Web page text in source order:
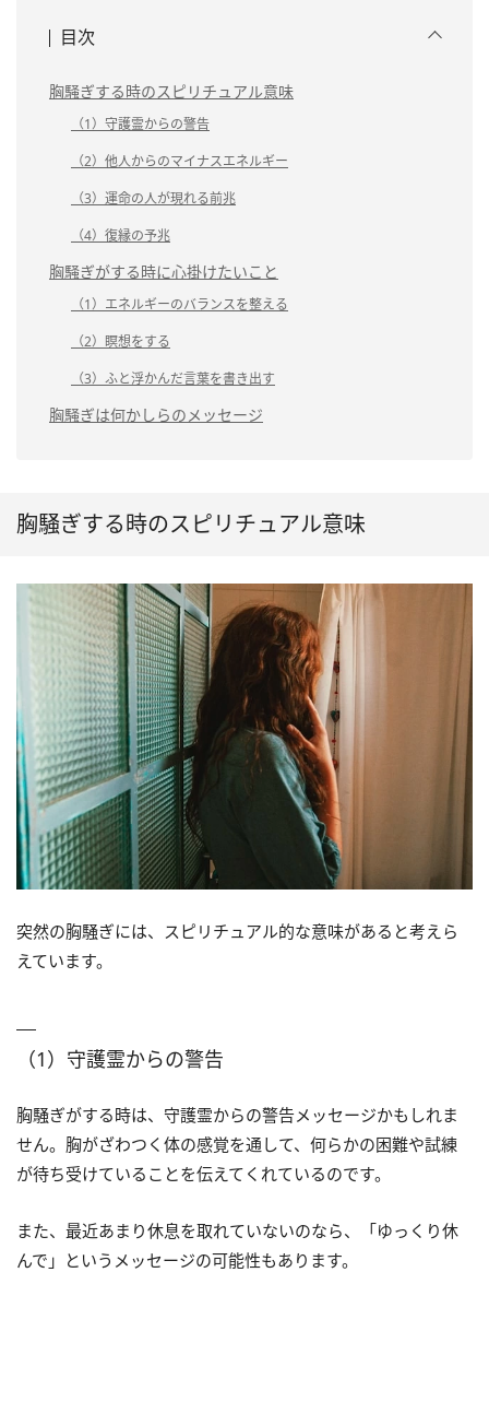
目次
胸騒ぎする時のスピリチュアル意味
（1）守護霊からの警告
（2）他人からのマイナスエネルギー
（3）運命の人が現れる前兆
（4）復縁の予兆
胸騒ぎがする時に心掛けたいこと
（1）エネルギーのバランスを整える
（2）瞑想をする
（3）ふと浮かんだ言葉を書き出す
胸騒ぎは何かしらのメッセージ
胸騒ぎする時のスピリチュアル意味
突然の胸騒ぎには、スピリチュアル的な意味があると考えら
えています。
（1）守護霊からの警告
胸騒ぎがする時は、守護霊からの警告メッセージかもしれま
せん。胸がざわつく体の感覚を通して、何らかの困難や試練
が待ち受けていることを伝えてくれているのです。
また、最近あまり休息を取れていないのなら、「ゆっくり休
んで」というメッセージの可能性もあります。